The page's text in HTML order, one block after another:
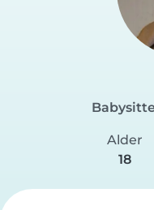
Alder
18